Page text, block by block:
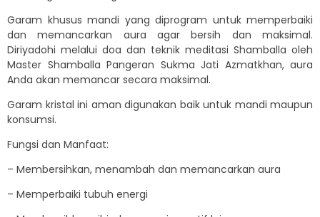
Garam khusus mandi yang diprogram untuk memperbaiki
dan memancarkan aura agar bersih dan maksimal.
Diriyadohi melalui doa dan teknik meditasi Shamballa oleh
Master Shamballa Pangeran Sukma Jati Azmatkhan, aura
Anda akan memancar secara maksimal.
Garam kristal ini aman digunakan baik untuk mandi maupun
konsumsi.
Fungsi dan Manfaat:
– Membersihkan, menambah dan memancarkan aura
– Memperbaiki tubuh energi